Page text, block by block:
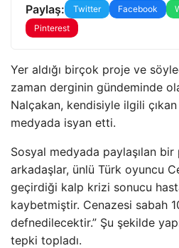
Paylaş: Twitter Facebook
Pinterest
Yer aldığı birçok proje ve
zaman derginin gündeminde
Nalçakan, kendisiyle ilgili
medyada isyan etti.
Sosyal medyada paylaşılan bir
arkadaşlar, ünlü Türk oyuncu
geçirdiği kalp krizi sonucu
kaybetmiştir. Cenazesi sabah
defnedilecektir.” Şu şekilde
tepki topladı.